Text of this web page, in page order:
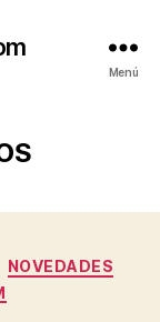
Menú
NOVEDADES